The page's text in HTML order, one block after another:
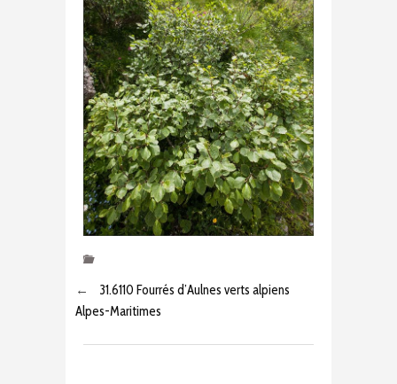
←
31.6110 Fourrés d’Aulnes verts alpiens
Alpes-Maritimes